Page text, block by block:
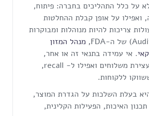
על כלל התהליכים בחברה: פיתוח,
ואפילו על אופן קבלת ההחלטות
צריכות להיות מנוהלות ומבוקרות
מנהל המזון
. אי עמידה בתנאי זה או אחר,
עלולה להוביל לעצירת משלוחים ואפילו ל- recall,
ללקוחות.
בעלת השלכות על הגדרת המוצר,
האיכות, הפעילות הקלינית,